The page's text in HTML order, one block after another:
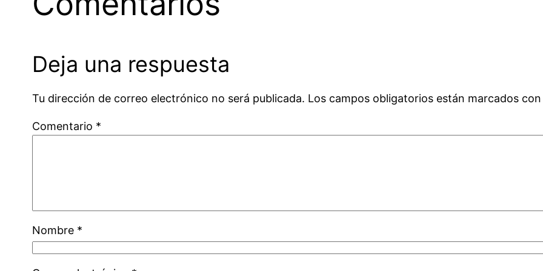
Deja una respuesta
Tu dirección de correo electrónico no será publicada. Los campos obligatorios están marcados
Comentario *
Nombre *